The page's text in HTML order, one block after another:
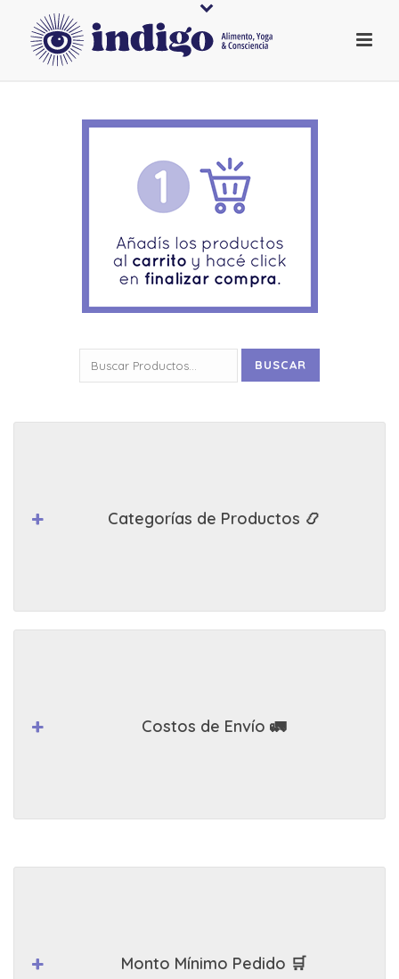
por:
BUSCAR
Categorías de Productos 📿
Costos de Envío 🚛
Monto Mínimo Pedido 🛒